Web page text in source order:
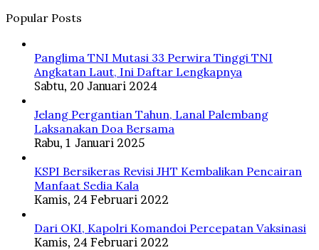
Popular Posts
Panglima TNI Mutasi 33 Perwira Tinggi TNI
Angkatan Laut, Ini Daftar Lengkapnya
Sabtu, 20 Januari 2024
Jelang Pergantian Tahun, Lanal Palembang
Laksanakan Doa Bersama
Rabu, 1 Januari 2025
KSPI Bersikeras Revisi JHT Kembalikan Pencairan
Manfaat Sedia Kala
Kamis, 24 Februari 2022
Dari OKI, Kapolri Komandoi Percepatan Vaksinasi
Kamis, 24 Februari 2022